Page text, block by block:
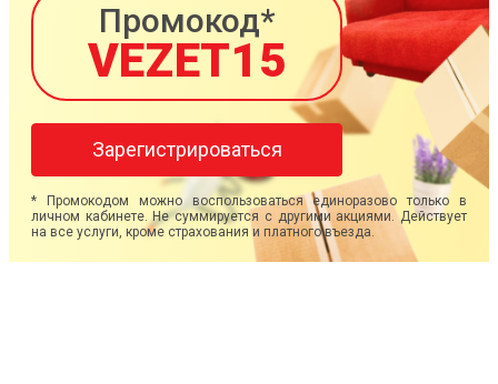
Промокод*
VEZET15
Зарегистрироваться
* Промокодом можно воспользоваться единоразово только в
личном кабинете. Не суммируется с другими акциями. Действует
на все услуги, кроме страхования и платного въезда.